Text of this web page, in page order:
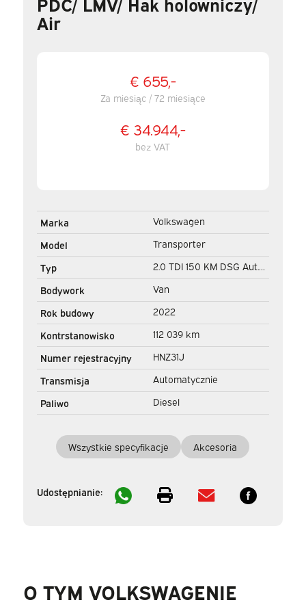
Air
€ 655,-
Za miesiąc / 72 miesiące
€ 34.944,-
bez VAT
Marka
Volkswagen
Model
Transporter
Typ
2.0 TDI 150 KM DSG Aut.
L2 DC Double Cab LED/
Adapt.Cruise/ Ogrzewanie
postojowe/ Ogrzewanie
siedzeń/ Carplay/ Kamera/
PDC/ LMV/ Hak
holowniczy/ Air
Bodywork
Van
Rok budowy
2022
Kontrstanowisko
112 039 km
Numer rejestracyjny
HNZ31J
Transmisja
Automatycznie
Paliwo
Diesel
Wszystkie specyfikacje Akcesoria
Udostępnianie:
O TYM VOLKSWAGENIE